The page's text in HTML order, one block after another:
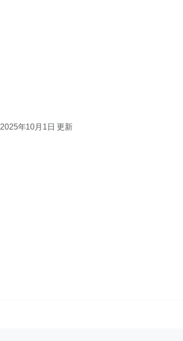
2025年10月1日 更新